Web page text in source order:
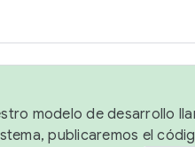
modelo de desarrollo
publicaremos el